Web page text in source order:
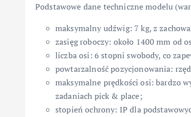
Podstawowe dane techniczne modelu
maksymalny udźwig: 7 kg, z
zasięg roboczy: około 1400 mm od
liczba osi: 6 stopni swobody, co
powtarzalność pozycjonowania:
maksymalne prędkości osi: bardzo
zadaniach pick & place;
stopień ochrony: IP dla